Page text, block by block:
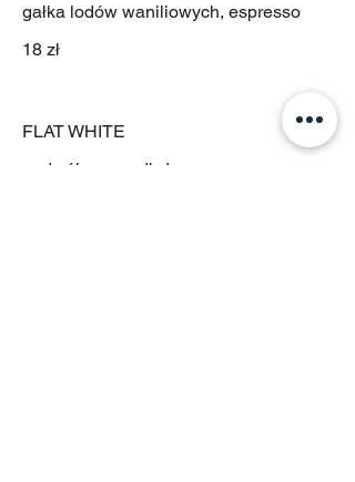
gałka lodów waniliowych, espresso
18 zł
FLAT WHITE
podwójne przedłużane espresso z